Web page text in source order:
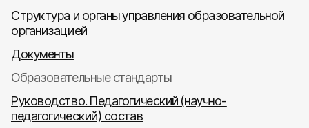
Структура и органы управления образовательной
организацией
Документы
Образовательные стандарты
Руководство. Педагогический (научно-
педагогический) состав